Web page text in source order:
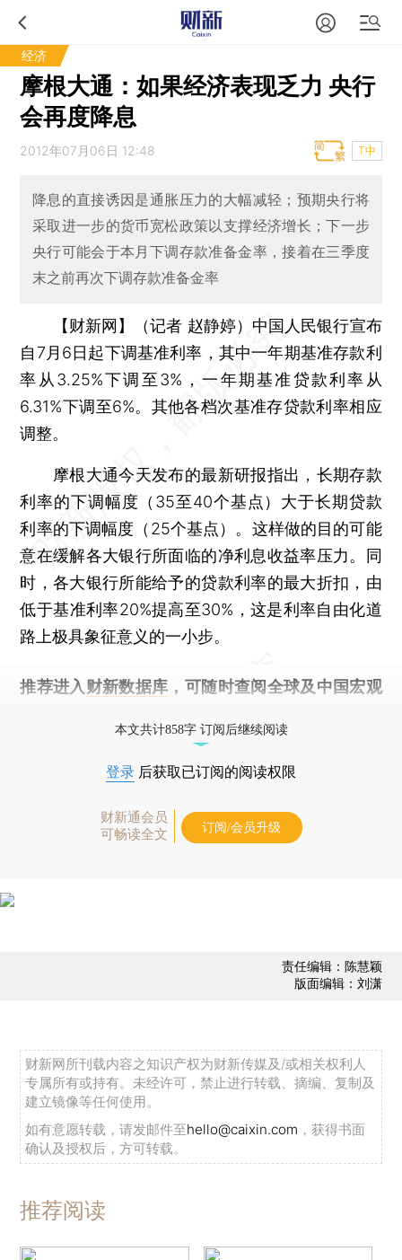
经济
摩根大通：如果经济表现乏力 央行
会再度降息
2012年07月06日 12:48 T中
降息的直接诱因是通胀压力的大幅减轻；预期央行将
采取进一步的货币宽松政策以支撑经济增长；下一步
央行可能会于本月下调存款准备金率，接着在三季度
末之前再次下调存款准备金率
【财新网】（记者 赵静婷） 中国人民银行宣布
自7月6日起下调基准利率，其中一年期基准存款利
率从3.25%下调至3%，一年期基准贷款利率从
6.31%下调至6%。其他各档次基准存贷款利率相应
调整。
摩根大通今天发布的最新研报指出，长期存款
利率的下调幅度（35至40个基点）大于长期贷款
利率的下调幅度（25个基点）。这样做的目的可能
意在缓解各大银行所面临的净利息收益率压力。同
时，各大银行所能给予的贷款利率的最大折扣，由
低于基准利率20%提高至30%，这是利率自由化道
路上极具象征意义的一小步。
推荐进入 财新数据库 ，可随时查阅全球及中国宏观
本文共计858字 订阅后继续阅读
登录 后获取已订阅的阅读权限
财新通会员
可畅读全文
订阅/会员升级
责任编辑：陈慧颖
版面编辑：刘潇
财新网所刊载内容之知识产权为财新传媒及/或相关权利人
专属所有或持有。未经许可，禁止进行转载、摘编、复制及
建立镜像等任何使用。
如有意愿转载，请发邮件至hello@caixin.com ，获得书面
确认及授权后，方可转载。
推荐阅读